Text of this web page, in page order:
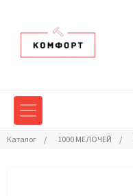
Каталог / 1000 МЕЛОЧЕЙ /